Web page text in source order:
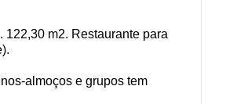
m2. Restaurante para
almoços e grupos tem